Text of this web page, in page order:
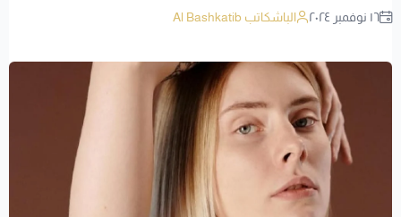
١٦ نوفمبر ٢٠٢٤ الباشكاتب Al Bashkatib